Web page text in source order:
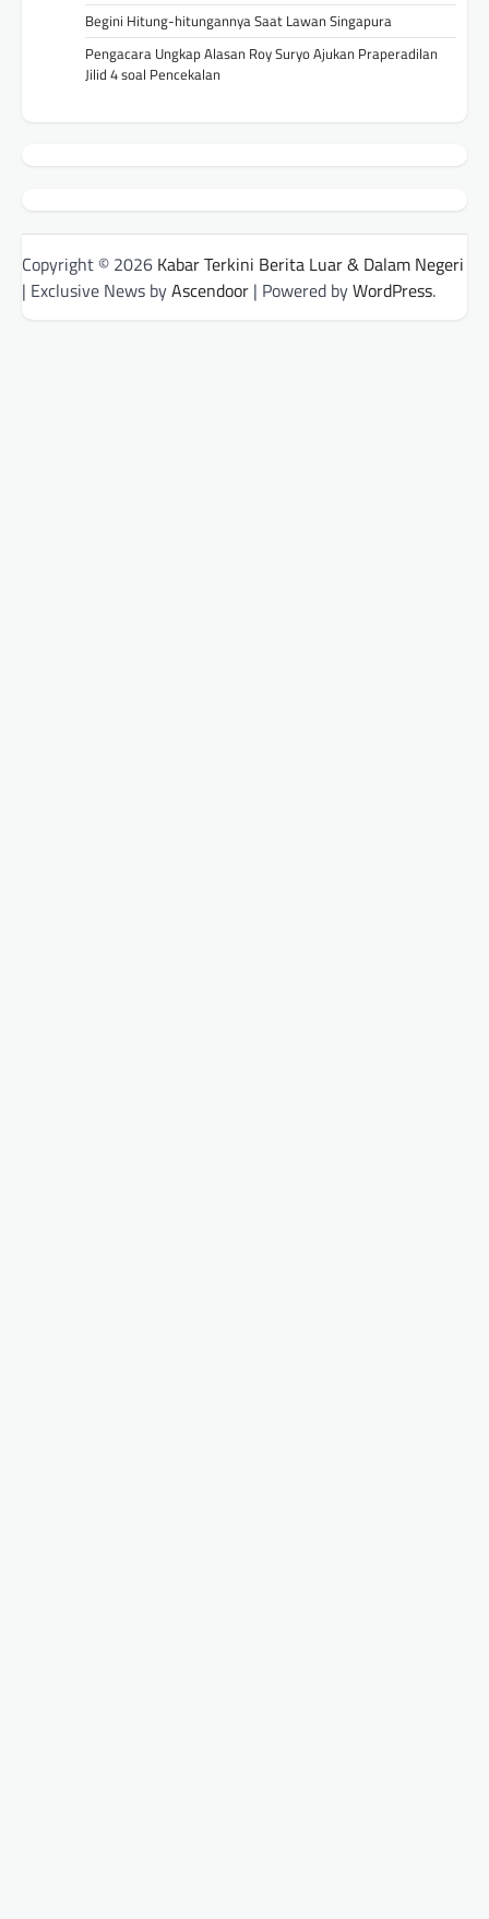
Begini Hitung-hitungannya Saat Lawan Singapura
Pengacara Ungkap Alasan Roy Suryo Ajukan Praperadilan
Jilid 4 soal Pencekalan
Copyright © 2026 Kabar Terkini Berita Luar & Dalam Negeri
| Exclusive News byAscendoor | Powered byWordPress.